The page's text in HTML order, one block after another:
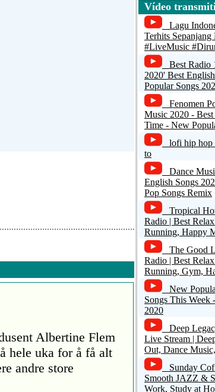
Albertine Flem
hele uka for å få alt
andre store
BLUE RADIO
KUAT 192
Radiononstop
Vídeo
Lagu
Terhits
#LiveMusic
Best Radio
2020' Best
Popular Songs
Fenomen
Music 2020 -
Time - New
lofi hip hop
to
Dance
English Songs
Pop Songs Remix
Tropical
Radio | Best
Running, Happy
The Good
Radio | Best
Running, Gym,
New
Songs This Week
2020
Deep
Live Stream |
Out, Dance
Sunday
Smooth JAZZ &
Work, Study at